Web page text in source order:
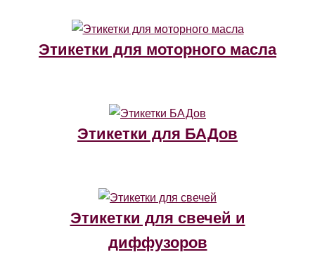
Этикетки для моторного масла
Этикетки для БАДов
Этикетки для свечей и
диффузоров